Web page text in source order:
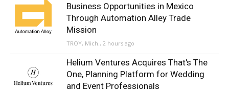
Business Opportunities in Mexico
Through Automation Alley Trade
Mission
TROY, Mich., 2 hours ago
Helium Ventures Acquires That's The
One, Planning Platform for Wedding
and Event Professionals